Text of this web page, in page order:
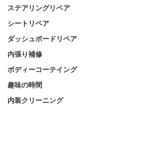
ステアリングリペア
シートリペア
ダッシュボードリペア
内張り補修
ボディーコーテイング
趣味の時間
内装クリーニング